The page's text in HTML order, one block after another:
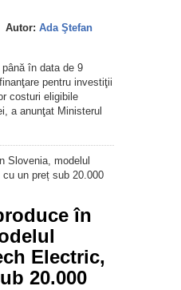
Autor: Ada Ştefan
în data de 9
pentru investiţii
costuri eligibile
a anunţat Ministerul
în
Electric,
20.000